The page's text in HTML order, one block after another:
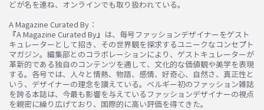
どが名を連ね、オンラインでも取り扱われている。
A Magazine Curated By：
『A Magazine Curated By』は、毎号ファッションデザイナーをゲスト
キュレーターとして招き、その世界観を探求するユニークなコンセプト
マガジン。編集部とのコラボレーションにより、ゲストキュレーターが
革新的である独自のコンテンツを通して、文化的な価値観や美学を表現
する。各号では、人々と情熱、物語、感情、好奇心、自然さ、真正性と
いう、デザイナーの理念を讃えている。ベルギー初のファッション雑誌
を誇る本誌は、今最も影響を与えているファッションデザイナーの視点
を親密に繰り広げており、国際的に高い評価を得てきた。